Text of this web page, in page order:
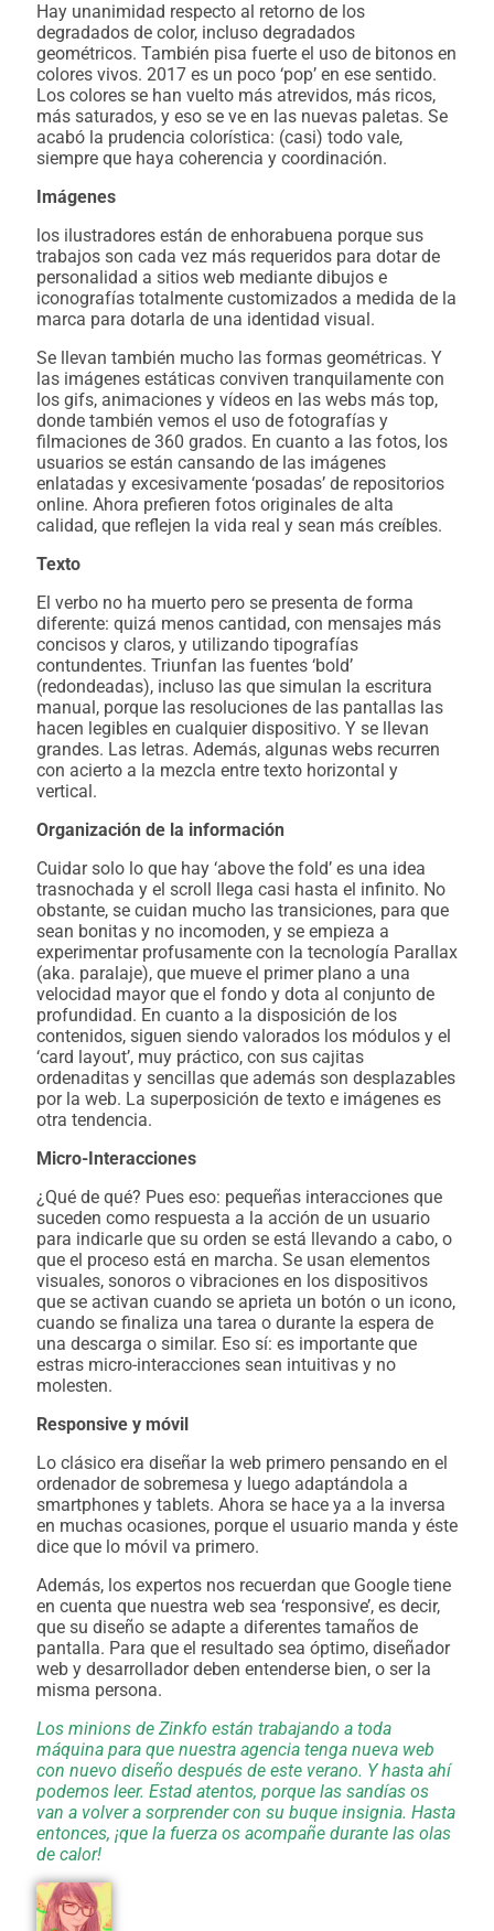
Hay unanimidad respecto al retorno de los
degradados de color, incluso degradados
geométricos. También pisa fuerte el uso de bitonos en
colores vivos. 2017 es un poco ‘pop’ en ese sentido.
Los colores se han vuelto más atrevidos, más ricos,
más saturados, y eso se ve en las nuevas paletas. Se
acabó la prudencia colorística: (casi) todo vale,
siempre que haya coherencia y coordinación.
Imágenes
los ilustradores están de enhorabuena porque sus
trabajos son cada vez más requeridos para dotar de
personalidad a sitios web mediante dibujos e
iconografías totalmente customizados a medida de la
marca para dotarla de una identidad visual.
Se llevan también mucho las formas geométricas. Y
las imágenes estáticas conviven tranquilamente con
los gifs, animaciones y vídeos en las webs más top,
donde también vemos el uso de fotografías y
filmaciones de 360 grados. En cuanto a las fotos, los
usuarios se están cansando de las imágenes
enlatadas y excesivamente ‘posadas’ de repositorios
online. Ahora prefieren fotos originales de alta
calidad, que reflejen la vida real y sean más creíbles.
Texto
El verbo no ha muerto pero se presenta de forma
diferente: quizá menos cantidad, con mensajes más
concisos y claros, y utilizando tipografías
contundentes. Triunfan las fuentes ‘bold’
(redondeadas), incluso las que simulan la escritura
manual, porque las resoluciones de las pantallas las
hacen legibles en cualquier dispositivo. Y se llevan
grandes. Las letras. Además, algunas webs recurren
con acierto a la mezcla entre texto horizontal y
vertical.
Organización de la información
Cuidar solo lo que hay ‘above the fold’ es una idea
trasnochada y el scroll llega casi hasta el infinito. No
obstante, se cuidan mucho las transiciones, para que
sean bonitas y no incomoden, y se empieza a
experimentar profusamente con la tecnología Parallax
(aka. paralaje), que mueve el primer plano a una
velocidad mayor que el fondo y dota al conjunto de
profundidad. En cuanto a la disposición de los
contenidos, siguen siendo valorados los módulos y el
‘card layout’, muy práctico, con sus cajitas
ordenaditas y sencillas que además son desplazables
por la web. La superposición de texto e imágenes es
otra tendencia.
Micro-Interacciones
¿Qué de qué? Pues eso: pequeñas interacciones que
suceden como respuesta a la acción de un usuario
para indicarle que su orden se está llevando a cabo, o
que el proceso está en marcha. Se usan elementos
visuales, sonoros o vibraciones en los dispositivos
que se activan cuando se aprieta un botón o un icono,
cuando se finaliza una tarea o durante la espera de
una descarga o similar. Eso sí: es importante que
estras micro-interacciones sean intuitivas y no
molesten.
Responsive y móvil
Lo clásico era diseñar la web primero pensando en el
ordenador de sobremesa y luego adaptándola a
smartphones y tablets. Ahora se hace ya a la inversa
en muchas ocasiones, porque el usuario manda y éste
dice que lo móvil va primero.
Además, los expertos nos recuerdan que Google tiene
en cuenta que nuestra web sea ‘responsive’, es decir,
que su diseño se adapte a diferentes tamaños de
pantalla. Para que el resultado sea óptimo, diseñador
web y desarrollador deben entenderse bien, o ser la
misma persona.
Los minions de Zinkfo están trabajando a toda
máquina para que nuestra agencia tenga nueva web
con nuevo diseño después de este verano. Y hasta ahí
podemos leer. Estad atentos, porque las sandías os
van a volver a sorprender con su buque insignia. Hasta
entonces, ¡que la fuerza os acompañe durante las olas
de calor!